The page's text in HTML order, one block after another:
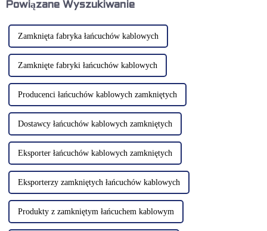
złomu do pojazdu
Powiązane Wyszukiwanie
Zamknięta fabryka łańcuchów kablowych
Zamknięte fabryki łańcuchów kablowych
Producenci łańcuchów kablowych zamkniętych
Dostawcy łańcuchów kablowych zamkniętych
Eksporter łańcuchów kablowych zamkniętych
Eksporterzy zamkniętych łańcuchów kablowych
Produkty z zamkniętym łańcuchem kablowym